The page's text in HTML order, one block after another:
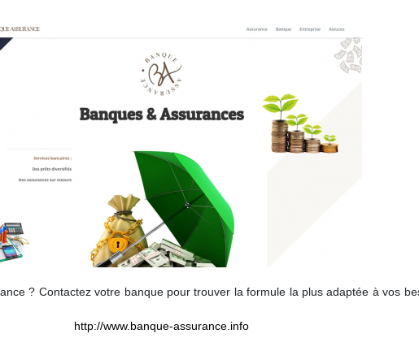
? Contactez votre banque pour trouver la formule la plus adaptée à vos
http://www.banque-assurance.info